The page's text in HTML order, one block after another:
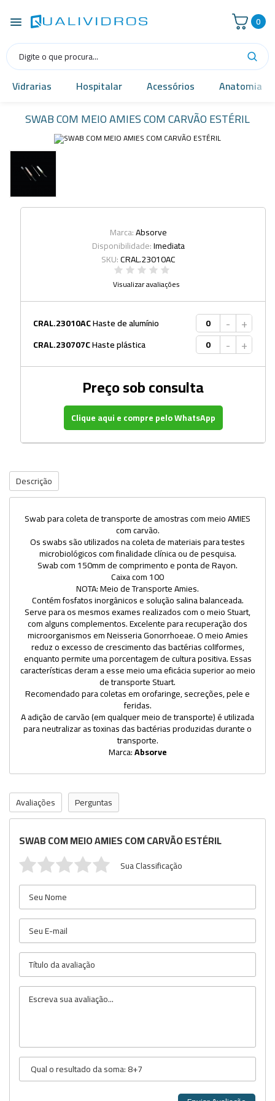
0
Vidrarias Hospitalar Acessórios Anatomia
SWAB COM MEIO AMIES COM CARVÃO ESTÉRIL
Marca:Absorve
Disponibilidade:Imediata
SKU:CRAL.23010AC
Visualizar avaliações
CRAL.23010ACHaste de alumínio - +
CRAL.230707CHaste plástica - +
Preço sob consulta
Clique aqui e compre pelo WhatsApp
Descrição
Swab para coleta de transporte de amostras com meio AMIES
com carvão.
Os swabs são utilizados na coleta de materiais para testes
microbiológicos com finalidade clínica ou de pesquisa.
Swab com 150mm de comprimento e ponta de Rayon.
Caixa com 100
NOTA: Meio de Transporte Amies.
Contém fosfatos inorgânicos e solução salina balanceada.
Serve para os mesmos exames realizados com o meio Stuart,
com alguns complementos. Excelente para recuperação dos
microorganismos em Neisseria Gonorrhoeae. O meio Amies
reduz o excesso de crescimento das bactérias colIformes,
enquanto permite uma porcentagem de cultura positiva. Essas
características deram a esse meio uma eficácia superior ao meio
de transporte Stuart.
Recomendado para coletas em orofaringe, secreções, pele e
feridas.
A adição de carvão (em qualquer meio de transporte) é utilizada
para neutralizar as toxinas das bactérias produzidas durante o
transporte.
Marca:Absorve
Avaliações Perguntas
SWAB COM MEIO AMIES COM CARVÃO ESTÉRIL
Sua Classificação